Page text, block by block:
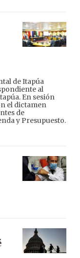
de Itapúa
al
En sesión
el dictamen
de
y Presupuesto.